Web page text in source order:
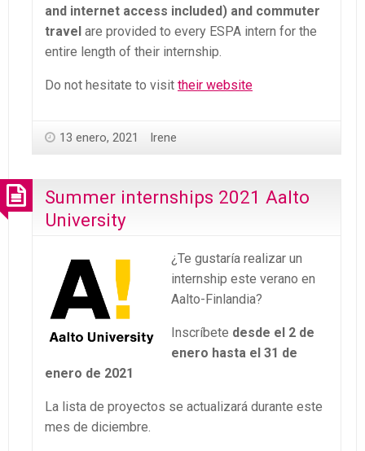
and internet access included) and commuter
travel are provided to every ESPA intern for the
entire length of their internship.
Do not hesitate to visit their website
13 enero, 2021 Irene
Summer internships 2021 Aalto
University
¿Te gustaría realizar un
internship este verano en
Aalto-Finlandia?
Inscríbete desde el 2 de
enero hasta el 31 de
enero de 2021
La lista de proyectos se actualizará durante este
mes de diciembre.